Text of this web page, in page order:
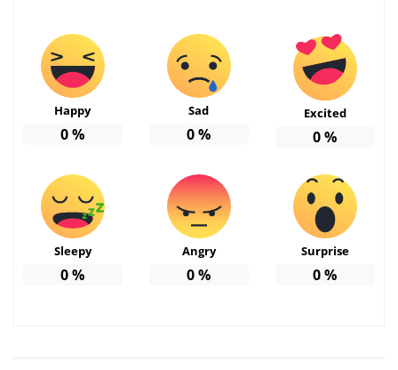
Happy
0%
Sad
0%
Excited
0%
Sleepy
0%
Angry
0%
Surprise
0%